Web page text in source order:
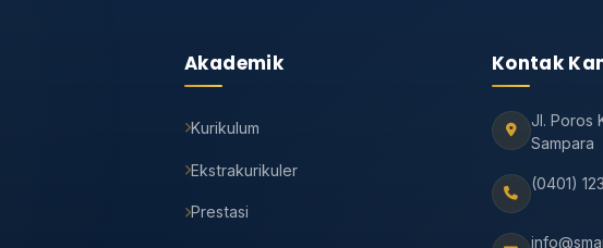
Akademik
Kurikulum
Ekstrakurikuler
Prestasi
Kontak
Jl. Poros
Sampara
(0401)